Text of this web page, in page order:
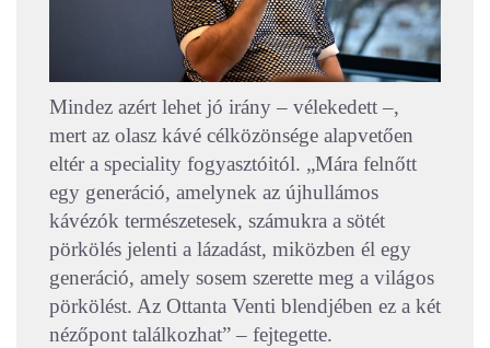
Mindez azért lehet jó irány – vélekedett –,
mert az olasz kávé célközönsége alapvetően
eltér a speciality fogyasztóitól. „Mára felnőtt
egy generáció, amelynek az újhullámos
kávézók természetesek, számukra a sötét
pörkölés jelenti a lázadást, miközben él egy
generáció, amely sosem szerette meg a világos
pörkölést. Az Ottanta Venti blendjében ez a két
nézőpont találkozhat” – fejtegette.